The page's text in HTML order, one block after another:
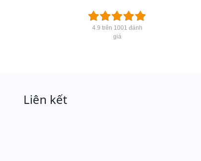
4.9 trên 1001 đánh
giá
Liên kết